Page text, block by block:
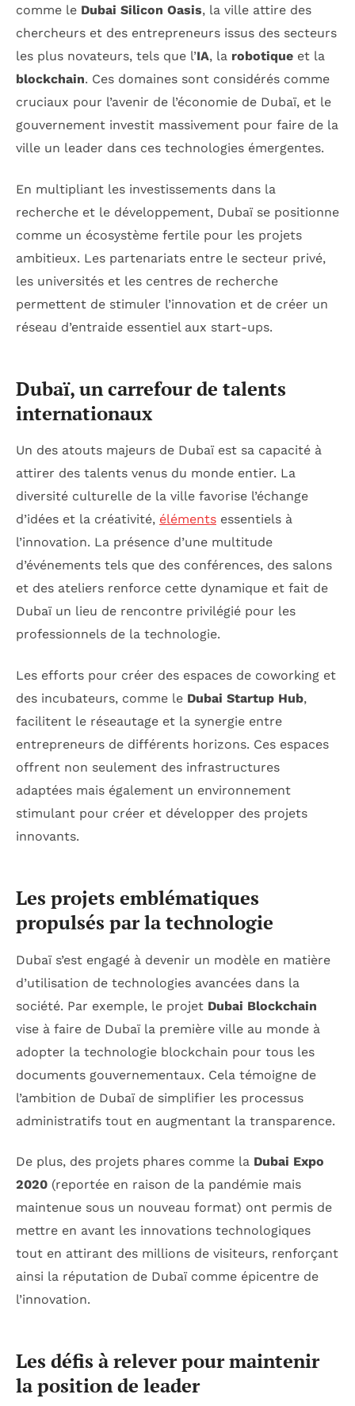
comme le Dubai Silicon Oasis, la ville attire des
chercheurs et des entrepreneurs issus des secteurs
les plus novateurs, tels que l’IA, la robotique et la
blockchain. Ces domaines sont considérés comme
cruciaux pour l’avenir de l’économie de Dubaï, et le
gouvernement investit massivement pour faire de la
ville un leader dans ces technologies émergentes.
En multipliant les investissements dans la
recherche et le développement, Dubaï se positionne
comme un écosystème fertile pour les projets
ambitieux. Les partenariats entre le secteur privé,
les universités et les centres de recherche
permettent de stimuler l’innovation et de créer un
réseau d’entraide essentiel aux start-ups.
Dubaï, un carrefour de talents
internationaux
Un des atouts majeurs de Dubaï est sa capacité à
attirer des talents venus du monde entier. La
diversité culturelle de la ville favorise l’échange
d’idées et la créativité, éléments essentiels à
l’innovation. La présence d’une multitude
d’événements tels que des conférences, des salons
et des ateliers renforce cette dynamique et fait de
Dubaï un lieu de rencontre privilégié pour les
professionnels de la technologie.
Les efforts pour créer des espaces de coworking et
des incubateurs, comme le Dubai Startup Hub,
facilitent le réseautage et la synergie entre
entrepreneurs de différents horizons. Ces espaces
offrent non seulement des infrastructures
adaptées mais également un environnement
stimulant pour créer et développer des projets
innovants.
Les projets emblématiques
propulsés par la technologie
Dubaï s’est engagé à devenir un modèle en matière
d’utilisation de technologies avancées dans la
société. Par exemple, le projet Dubai Blockchain
vise à faire de Dubaï la première ville au monde à
adopter la technologie blockchain pour tous les
documents gouvernementaux. Cela témoigne de
l’ambition de Dubaï de simplifier les processus
administratifs tout en augmentant la transparence.
De plus, des projets phares comme la Dubai Expo
2020 (reportée en raison de la pandémie mais
maintenue sous un nouveau format) ont permis de
mettre en avant les innovations technologiques
tout en attirant des millions de visiteurs, renforçant
ainsi la réputation de Dubaï comme épicentre de
l’innovation.
Les défis à relever pour maintenir
la position de leader